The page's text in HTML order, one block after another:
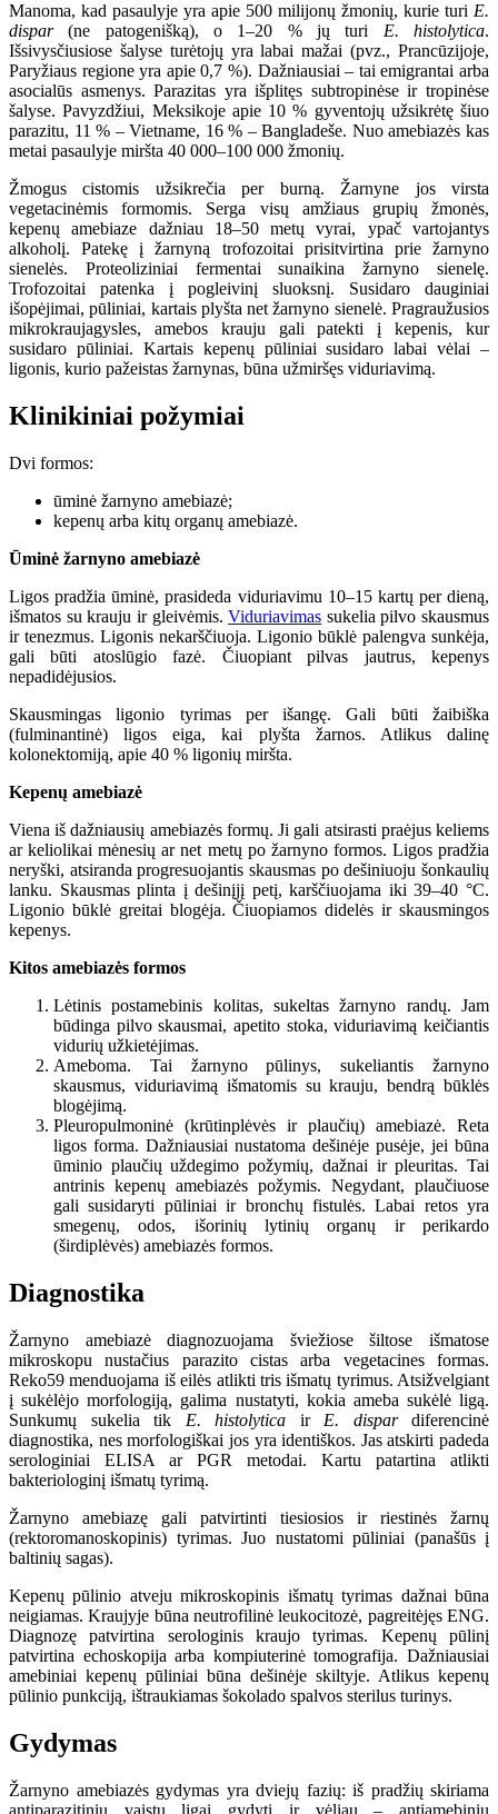
Manoma, kad pasaulyje yra apie 500 milijonų žmonių, kurie turi E.
dispar(ne patogenišką), o 1–20 % jų turi E. histolytica.
Išsivysčiusiose šalyse turėtojų yra labai mažai (pvz., Prancūzijoje,
Paryžiaus regione yra apie 0,7 %). Dažniausiai – tai emigrantai arba
asocialūs asmenys. Parazitas yra išplitęs subtropinėse ir tropinėse
šalyse. Pavyzdžiui, Meksikoje apie 10 % gyventojų užsikrėtę šiuo
parazitu, 11 % – Vietname, 16 % – Bangladeše. Nuo amebiazės kas
metai pasaulyje miršta 40 000–100 000 žmonių.
Žmogus cistomis užsikrečia per burną. Žarnyne jos virsta
vegetacinėmis formomis. Serga visų amžiaus grupių žmonės,
kepenų amebiaze dažniau 18–50 metų vyrai, ypač vartojantys
alkoholį. Patekę į žarnyną trofozoitai prisitvirtina prie žarnyno
sienelės. Proteoliziniai fermentai sunaikina žarnyno sienelę.
Trofozoitai patenka į pogleivinį sluoksnį. Susidaro dauginiai
išopėjimai, pūliniai, kartais plyšta net žarnyno sienelė. Pragraužusios
mikrokraujagysles, amebos krauju gali patekti į kepenis, kur
susidaro pūliniai. Kartais kepenų pūliniai susidaro labai vėlai –
ligonis, kurio pažeistas žarnynas, būna užmiršęs viduriavimą.
Klinikiniai požymiai
Dvi formos:
ūminė žarnyno amebiazė;
kepenų arba kitų organų amebiazė.
Ūminė žarnyno amebiazė
Ligos pradžia ūminė, prasideda viduriavimu 10–15 kartų per dieną,
išmatos su krauju ir gleivėmis.Viduriavimas sukelia pilvo skausmus
ir tenezmus. Ligonis nekarščiuoja. Ligonio būklė palengva sunkėja,
gali būti atoslūgio fazė. Čiuopiant pilvas jautrus, kepenys
nepadidėjusios.
Skausmingas ligonio tyrimas per išangę. Gali būti žaibiška
(fulminantinė) ligos eiga, kai plyšta žarnos. Atlikus dalinę
kolonektomiją, apie 40 % ligonių miršta.
Kepenų amebiazė
Viena iš dažniausių amebiazės formų. Ji gali atsirasti praėjus keliems
ar keliolikai mėnesių ar net metų po žarnyno formos. Ligos pradžia
neryški, atsiranda progresuojantis skausmas po dešiniuoju šonkaulių
lanku. Skausmas plinta į dešinįjį petį, karščiuojama iki 39–40 °C.
Ligonio būklė greitai blogėja. Čiuopiamos didelės ir skausmingos
kepenys.
Kitos amebiazės formos
Lėtinis postamebinis kolitas, sukeltas žarnyno randų. Jam
būdinga pilvo skausmai, apetito stoka, viduriavimą keičiantis
vidurių užkietėjimas.
Ameboma. Tai žarnyno pūlinys, sukeliantis žarnyno
skausmus, viduriavimą išmatomis su krauju, bendrą būklės
blogėjimą.
Pleuropulmoninė (krūtinplėvės ir plaučių) amebiazė. Reta
ligos forma. Dažniausiai nustatoma dešinėje pusėje, jei būna
ūminio plaučių uždegimo požymių, dažnai ir pleuritas. Tai
antrinis kepenų amebiazės požymis. Negydant, plaučiuose
gali susidaryti pūliniai ir bronchų fistulės. Labai retos yra
smegenų, odos, išorinių lytinių organų ir perikardo
(širdiplėvės) amebiazės formos.
Diagnostika
Žarnyno amebiazė diagnozuojama šviežiose šiltose išmatose
mikroskopu nustačius parazito cistas arba vegetacines formas.
Reko59 menduojama iš eilės atlikti tris išmatų tyrimus. Atsižvelgiant
į sukėlėjo morfologiją, galima nustatyti, kokia ameba sukėlė ligą.
Sunkumų sukelia tik E. histolytica ir E. dispar diferencinė
diagnostika, nes morfologiškai jos yra identiškos. Jas atskirti padeda
serologiniai ELISA ar PGR metodai. Kartu patartina atlikti
bakteriologinį išmatų tyrimą.
Žarnyno amebiazę gali patvirtinti tiesiosios ir riestinės žarnų
(rektoromanoskopinis) tyrimas. Juo nustatomi pūliniai (panašūs į
baltinių sagas).
Kepenų pūlinio atveju mikroskopinis išmatų tyrimas dažnai būna
neigiamas. Kraujyje būna neutrofilinė leukocitozė, pagreitėjęs ENG.
Diagnozę patvirtina serologinis kraujo tyrimas. Kepenų pūlinį
patvirtina echoskopija arba kompiuterinė tomografija. Dažniausiai
amebiniai kepenų pūliniai būna dešinėje skiltyje. Atlikus kepenų
pūlinio punkciją, ištraukiamas šokolado spalvos sterilus turinys.
Gydymas
Žarnyno amebiazės gydymas yra dviejų fazių: iš pradžių skiriama
antiparazitinių vaistų ligai gydyti ir vėliau – antiamebinių